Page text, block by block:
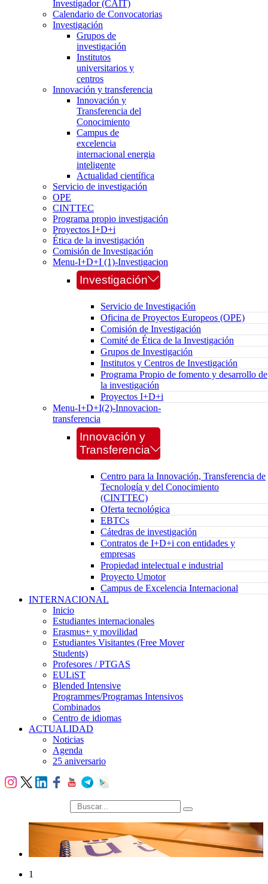
Investigador (CAIT)
Calendario de Convocatorias
Investigación
Grupos de
investigación
Institutos
universitarios y
centros
Innovación y transferencia
Innovación y
Transferencia del
Conocimiento
Campus de
excelencia
internacional energia
inteligente
Actualidad científica
Servicio de investigación
OPE
CINTTEC
Programa propio investigación
Proyectos I+D+i
Ética de la investigación
Comisión de Investigación
Menu-I+D+I (1)-Investigacion
Investigación
Servicio de Investigación
Oficina de Proyectos Europeos (OPE)
Comisión de Investigación
Comité de Ética de la Investigación
Grupos de Investigación
Institutos y Centros de Investigación
Programa Propio de fomento y desarrollo de
la investigación
Proyectos I+D+i
Menu-I+D+I(2)-Innovacion-
transferencia
Innovación y
Transferencia
Centro para la Innovación, Transferencia de
Tecnología y del Conocimiento
(CINTTEC)
Oferta tecnológica
EBTCs
Cátedras de investigación
Contratos de I+D+i con entidades y
empresas
Propiedad intelectual e industrial
Proyecto Umotor
Campus de Excelencia Internacional
INTERNACIONAL
Inicio
Estudiantes internacionales
Erasmus+ y movilidad
Estudiantes Visitantes (Free Mover
Students)
Profesores / PTGAS
EULiST
Blended Intensive
Programmes/Programas Intensivos
Combinados
Centro de idiomas
ACTUALIDAD
Noticias
Agenda
25 aniversario
búsqueda
1